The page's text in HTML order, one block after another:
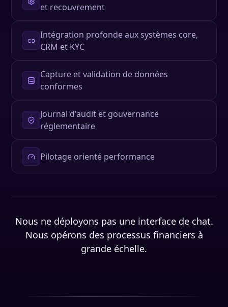
et recouvrement
Intégration profonde aux systèmes core,
CRM et KYC
Capture et validation de données
conformes
Journal d'audit et gouvernance
réglementaire
Pilotage orienté performance
Nous ne déployons pas une interface de chat.
Nous opérons des processus financiers à
grande échelle.